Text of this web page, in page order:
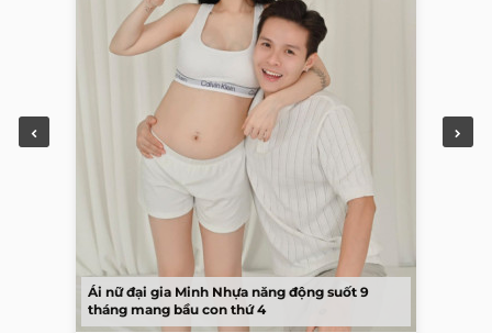
Ái nữ đại gia Minh Nhựa năng động suốt 9
tháng mang bầu con thứ 4